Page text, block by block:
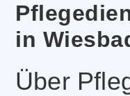
in
Über